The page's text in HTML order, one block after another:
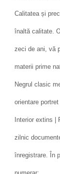
Calitatea și
înaltă calitate.
zeci de ani, vă
materii prime
Negrul clasic
orientare
Interior extins |
zilnic
înregistrare. În